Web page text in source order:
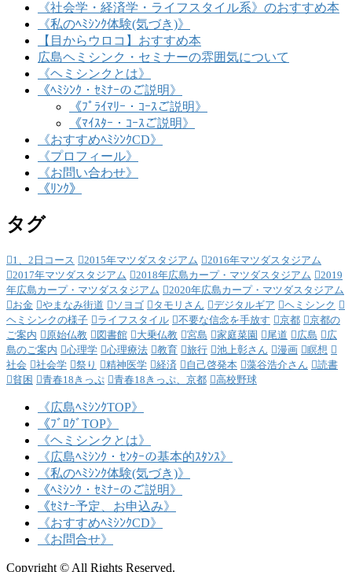
《社会学・経済学・ライフスタイル系》のおすすめ本
《私のﾍﾐｼﾝｸ体験(気づき)》
【目からウロコ】おすすめ本
広島ヘミシンク・セミナーの雰囲気について
《ヘミシンクとは》
《ﾍﾐｼﾝｸ・ｾﾐﾅｰのご説明》
《ﾌﾟﾗｲﾏﾘｰ・ｺｰｽご説明》
《ﾏｲｽﾀｰ・ｺｰｽご説明》
《おすすめﾍﾐｼﾝｸCD》
《プロフィール》
《お問い合わせ》
《ﾘﾝｸ》
タグ
1、2日コース 2015年マツダスタジアム
2016年マツダスタジアム
2017年マツダスタジアム
2018年広島カープ・マツダスタジアム
2019
年広島カープ・マツダスタジアム
2020年広島カープ・マツダスタジアム
お金
やまなみ街道 ソヨゴ タモリさん デジタルギア
ヘミシンク
ヘミシンクの様子
ライフスタイル 不要な信念を手放す 京都
京都の
ご案内
原始仏教 図書館 大乗仏教 宮島 家庭菜園 尾道 広島
広
島のご案内
心理学 心理療法 教育 旅行 池上彰さん 漫画
瞑想
社会
社会学 祭り 精神医学 経済 自己啓発本 藻谷浩介さん
読書
貧困
青春18きっぷ 青春18きっぷ、京都 高校野球
《広島ﾍﾐｼﾝｸTOP》
《ﾌﾞﾛｸﾞTOP》
《ヘミシンクとは》
《広島ﾍﾐｼﾝｸ・ｾﾝﾀｰの基本的ｽﾀﾝｽ》
《私のﾍﾐｼﾝｸ体験(気づき)》
《ﾍﾐｼﾝｸ・ｾﾐﾅｰのご説明》
《ｾﾐﾅｰ予定、お申込み》
《おすすめﾍﾐｼﾝｸCD》
《お問合せ》
Copyright © All Rights Reserved.